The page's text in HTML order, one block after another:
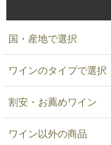
国・産地で選択
ワインのタイプで選択
割安・お薦めワイン
ワイン以外の商品